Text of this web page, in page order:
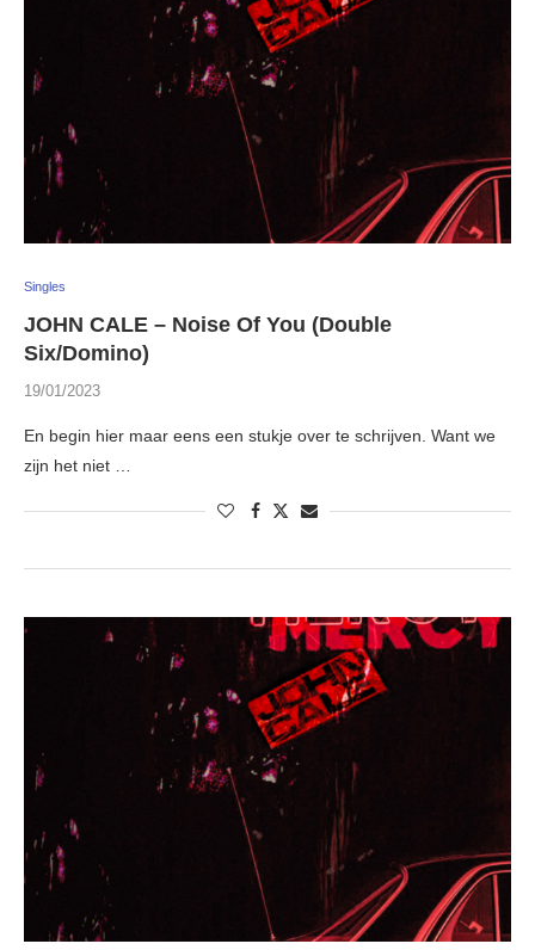
Singles
JOHN CALE – Noise Of You (Double
Six/Domino)
19/01/2023
En begin hier maar eens een stukje over te schrijven. Want we
zijn het niet …